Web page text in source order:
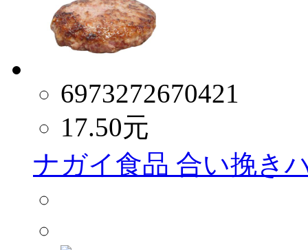
6973272670421
17.50元
ナガイ食品 合い挽き